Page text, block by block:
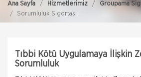
POLIÇE HATIRLAT
MÜŞTERI GIRIŞI
Ana Sayfa Hizmetlerimiz
Groupama
Sorumluluk Sigortası
Tıbbi Kötü Uygulamaya İlişkin
Sorumluluk